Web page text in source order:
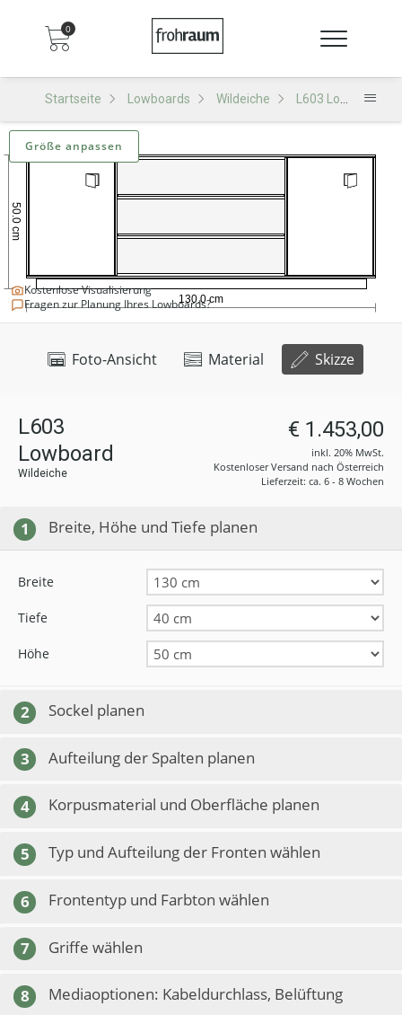
0
Startseite Lowboards Wildeiche L603 Lowboard
Foto-Ansicht Material Skizze
Kostenlose Visualisierung
Fragen zur Planung Ihres Lowboards?
Größe anpassen
L603
Lowboard
Wildeiche
€ 1.453,00
inkl. 20% MwSt.
Kostenloser Versand nach Österreich
Lieferzeit: ca. 6 - 8 Wochen
1 Breite, Höhe und Tiefe planen
Breite
Tiefe
Höhe
2 Sockel planen
3 Aufteilung der Spalten planen
4 Korpusmaterial und Oberfläche planen
5 Typ und Aufteilung der Fronten wählen
6 Frontentyp und Farbton wählen
7 Griffe wählen
8 Mediaoptionen: Kabeldurchlass, Belüftung